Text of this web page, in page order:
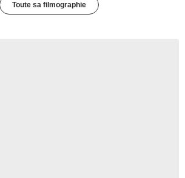
Toute sa filmographie